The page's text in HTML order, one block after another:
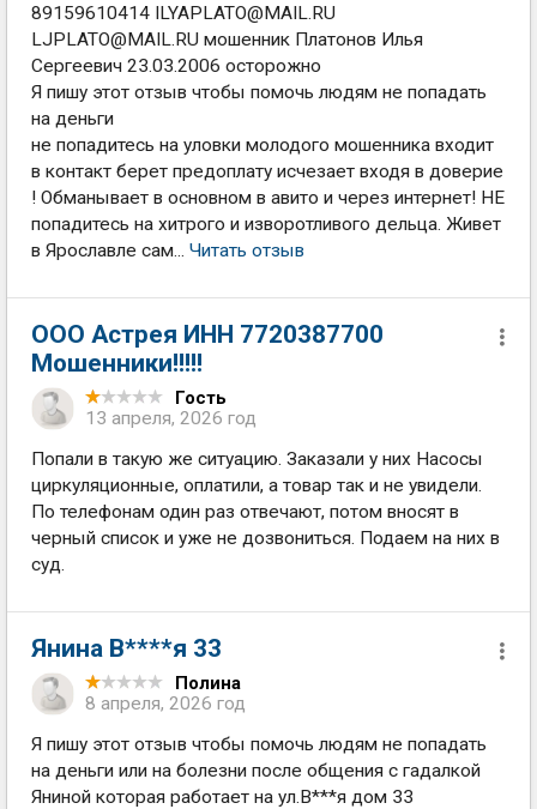
89159610414 ILYAPLATO@MAIL.RU
LJPLATO@MAIL.RU мошенник Платонов Илья
Сергеевич 23.03.2006 осторожно
Я пишу этот отзыв чтобы помочь людям не попадать
на деньги
не попадитесь на уловки молодого мошенника входит
в контакт берет предоплату исчезает входя в доверие
! Обманывает в основном в авито и через интернет! НЕ
попадитесь на хитрого и изворотливого дельца. Живет
в Ярославле сам... Читать отзыв
ООО Астрея ИНН 7720387700
Мошенники!!!!!
Гость
13 апреля, 2026 год
Попали в такую же ситуацию. Заказали у них Насосы
циркуляционные, оплатили, а товар так и не увидели.
По телефонам один раз отвечают, потом вносят в
черный список и уже не дозвониться. Подаем на них в
суд.
Янина В****я 33
Полина
8 апреля, 2026 год
Я пишу этот отзыв чтобы помочь людям не попадать
на деньги или на болезни после общения с гадалкой
Яниной которая работает на ул.В***я дом 33